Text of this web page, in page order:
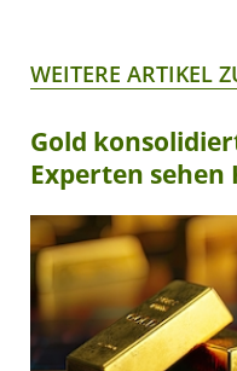
WEITERE ARTIKEL
Gold
Experten